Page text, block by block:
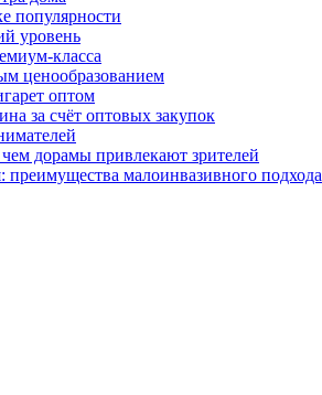
популярности
уровень
класса
ценообразованием
оптом
за счёт оптовых закупок
дорамы привлекают зрителей
преимущества малоинвазивного подхода